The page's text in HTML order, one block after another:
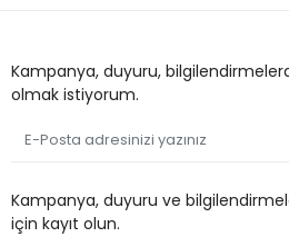
Kampanya, duyuru,
olmak istiyorum.
Kampanya, duyuru ve
için kayıt olun.